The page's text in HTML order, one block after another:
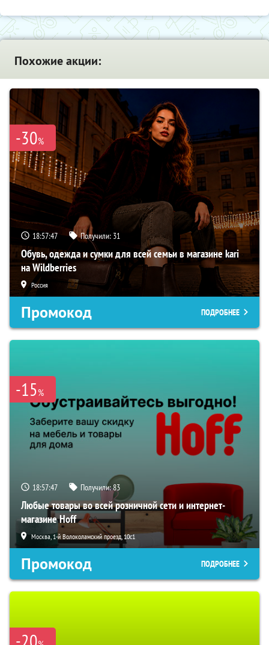
Похожие акции:
-30%
18:57:46 Получили: 31
Обувь, одежда и сумки для всей семьи в магазине kari
на Wildberries
Россия
Промокод ПОДРОБНЕЕ
-15%
18:57:46 Получили:83
Любые товары во всей розничной сети и интернет-
магазине Hoff
Москва, 1-й Волоколамский проезд, 10с1
Промокод ПОДРОБНЕЕ